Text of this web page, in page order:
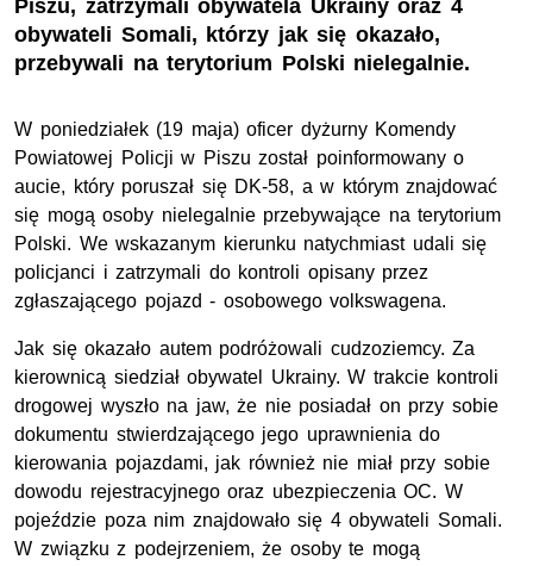
Piszu, zatrzymali obywatela Ukrainy oraz 4
obywateli Somali, którzy jak się okazało,
przebywali na terytorium Polski nielegalnie.
W poniedziałek (19 maja) oficer dyżurny Komendy
Powiatowej Policji w Piszu został poinformowany o
aucie, który poruszał się DK-58, a w którym znajdować
się mogą osoby nielegalnie przebywające na terytorium
Polski. We wskazanym kierunku natychmiast udali się
policjanci i zatrzymali do kontroli opisany przez
zgłaszającego pojazd - osobowego volkswagena.
Jak się okazało autem podróżowali cudzoziemcy. Za
kierownicą siedział obywatel Ukrainy. W trakcie kontroli
drogowej wyszło na jaw, że nie posiadał on przy sobie
dokumentu stwierdzającego jego uprawnienia do
kierowania pojazdami, jak również nie miał przy sobie
dowodu rejestracyjnego oraz ubezpieczenia OC. W
pojeździe poza nim znajdowało się 4 obywateli Somali.
W związku z podejrzeniem, że osoby te mogą